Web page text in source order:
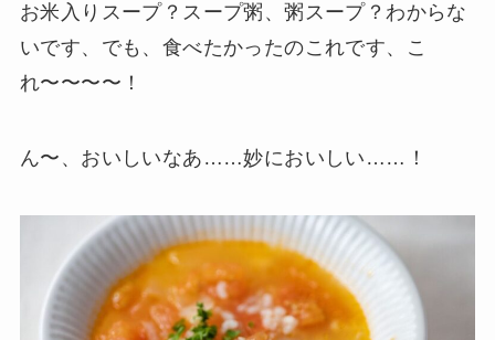
お米入りスープ？スープ粥、粥スープ？わからな
いです、でも、食べたかったのこれです、こ
れ〜〜〜〜！
ん〜、おいしいなあ……妙においしい……！